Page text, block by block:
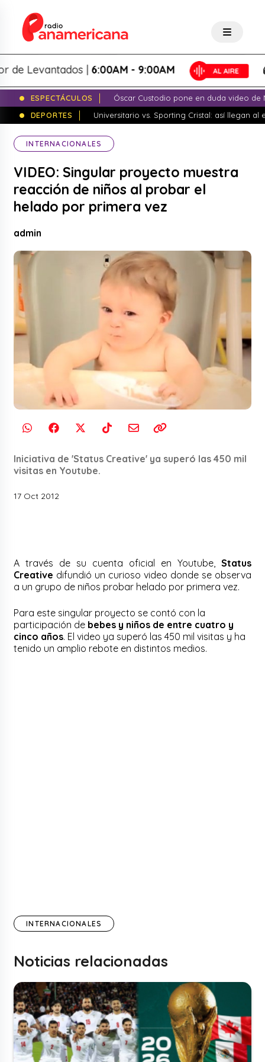
Levantados |6:00AM - 9:00AM
ESPECTÁCULOS
Óscar Custodio pone en duda video de
DEPORTES
Universitario vs. Sporting Cristal: así llegan al
INTERNACIONALES
VIDEO: Singular proyecto muestra
reacción de niños al probar el
helado por primera vez
admin
Iniciativa de 'Status Creative' ya superó las 450 mil
visitas en Youtube.
17 Oct 2012
A través de su cuenta oficial en Youtube, Status
Creative difundió un curioso video donde se observa
a un grupo de niños probar helado por primera vez.
Para este singular proyecto se contó con la
participación de bebes y niños de entre cuatro y
cinco años. El video ya superó las 450 mil visitas y ha
tenido un amplio rebote en distintos medios.
INTERNACIONALES
Noticias relacionadas